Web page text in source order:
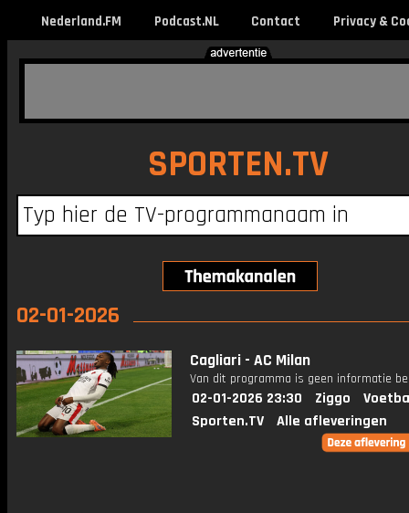
Nederland.FM Podcast.NL Contact Privacy &
SPORTEN.TV
02-01-2026
Cagliari - AC Milan
Van dit programma is geen informatie
02-01-2026 23:30 Ziggo
Sporten.TV
Alle afleveringen